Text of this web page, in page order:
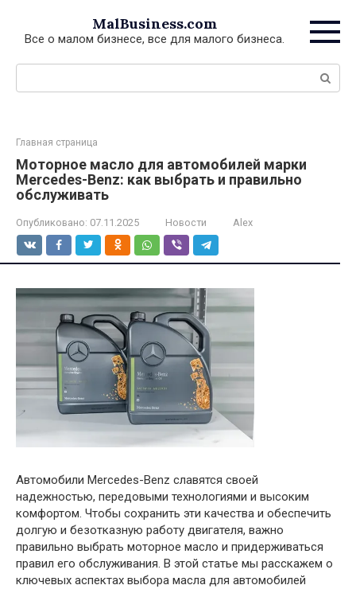
контенту
MalBusiness.com
Все о малом бизнесе, все для малого бизнеса.
Поиск:
Главная страница
Моторное масло для автомобилей марки
Mercedes-Benz: как выбрать и правильно
обслуживать
Опубликовано: 07.11.2025 Новости Alex
Автомобили Mercedes-Benz славятся своей
надежностью, передовыми технологиями и высоким
комфортом. Чтобы сохранить эти качества и обеспечить
долгую и безотказную работу двигателя, важно
правильно выбрать моторное масло и придерживаться
правил его обслуживания. В этой статье мы расскажем о
ключевых аспектах выбора масла для автомобилей